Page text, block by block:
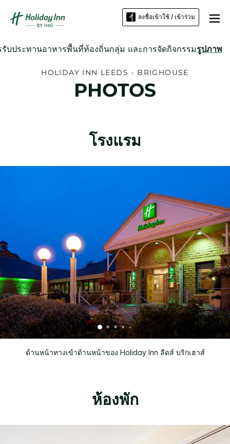
ลงชื่อเข้าใช้ / เข้าร่วม
รับประทานอาหารพื้นที่ท้องถิ่นกลุ่ม และการจัดกิจกรรมรูปภาพ
HOLIDAY INN LEEDS - BRIGHOUSE
PHOTOS
โรงแรม
ด้านหน้าทางเข้าด้านหน้าของ Holiday Inn ลีดส์ บริกเฮาส์
ห้องพัก